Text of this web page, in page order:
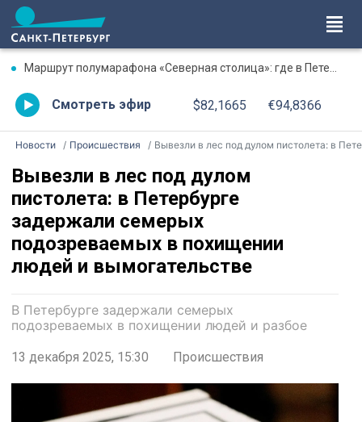
Маршрут полумарафона «Северная столица»: где в Петербурге будут перекрыты дороги 9 августа
Смотреть эфир $82,1665 €94,8366
Новости Происшествия Вывезли в лес под дулом пистолета: в Петербурге задержали семерых подозреваемых в похищении людей и вымогательстве
Вывезли в лес под дулом
пистолета: в Петербурге
задержали семерых
подозреваемых в похищении
людей и вымогательстве
В Петербурге задержали семерых
подозреваемых в похищении людей и разбое
13 декабря 2025, 15:30 Происшествия